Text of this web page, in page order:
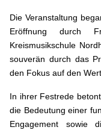
Die Veranstaltung
Eröffnung durch
Kreismusikschule
souverän durch das
den Fokus auf den
In ihrer Festrede
die Bedeutung einer
Engagement sowie